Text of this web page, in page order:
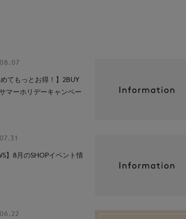
めてもっとお得！】2BUY
マーホリデーキャンペー
】8月のSHOPイベント情